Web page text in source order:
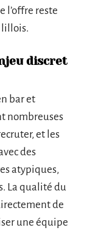
l’offre reste
lillois.
discret
bar et
nombreuses
et les
des
atypiques,
La qualité du
de
une équipe